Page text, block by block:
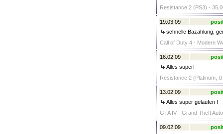
Resistance 2 (PS3) -
19.03.09
schnelle Bazahlung,
Call of Duty 4 - Modern
16.02.09
Alles super!
Resistance 2 (Platinum,
13.02.09
Alles super gelaufen !
GTA IV - Grand Theft
09.02.09